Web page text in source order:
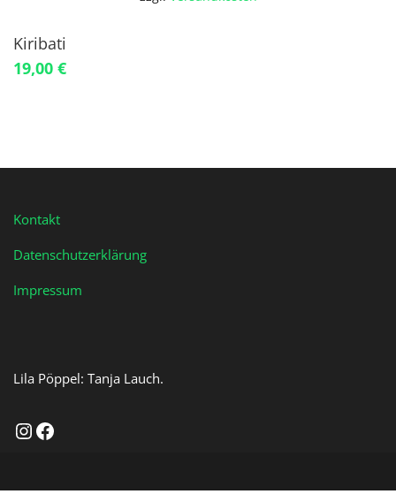
Kiribati
19,00 €
Kontakt
Datenschutzerklärung
Impressum
Lila Pöppel: Tanja Lauch.
Instagram
Facebook